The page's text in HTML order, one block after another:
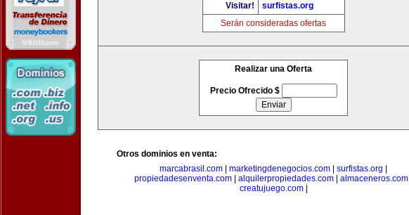
Visitar!
surfistas.org
Serán consideradas ofertas
Realizar una Oferta
Precio Ofrecido $
Otros dominios en venta:
marcabrasil.com
marketingdenegocios.com surfistas.org
propiedadesenventa.com
alquilerpropiedades.com almaceneros.com
creatujuego.com|